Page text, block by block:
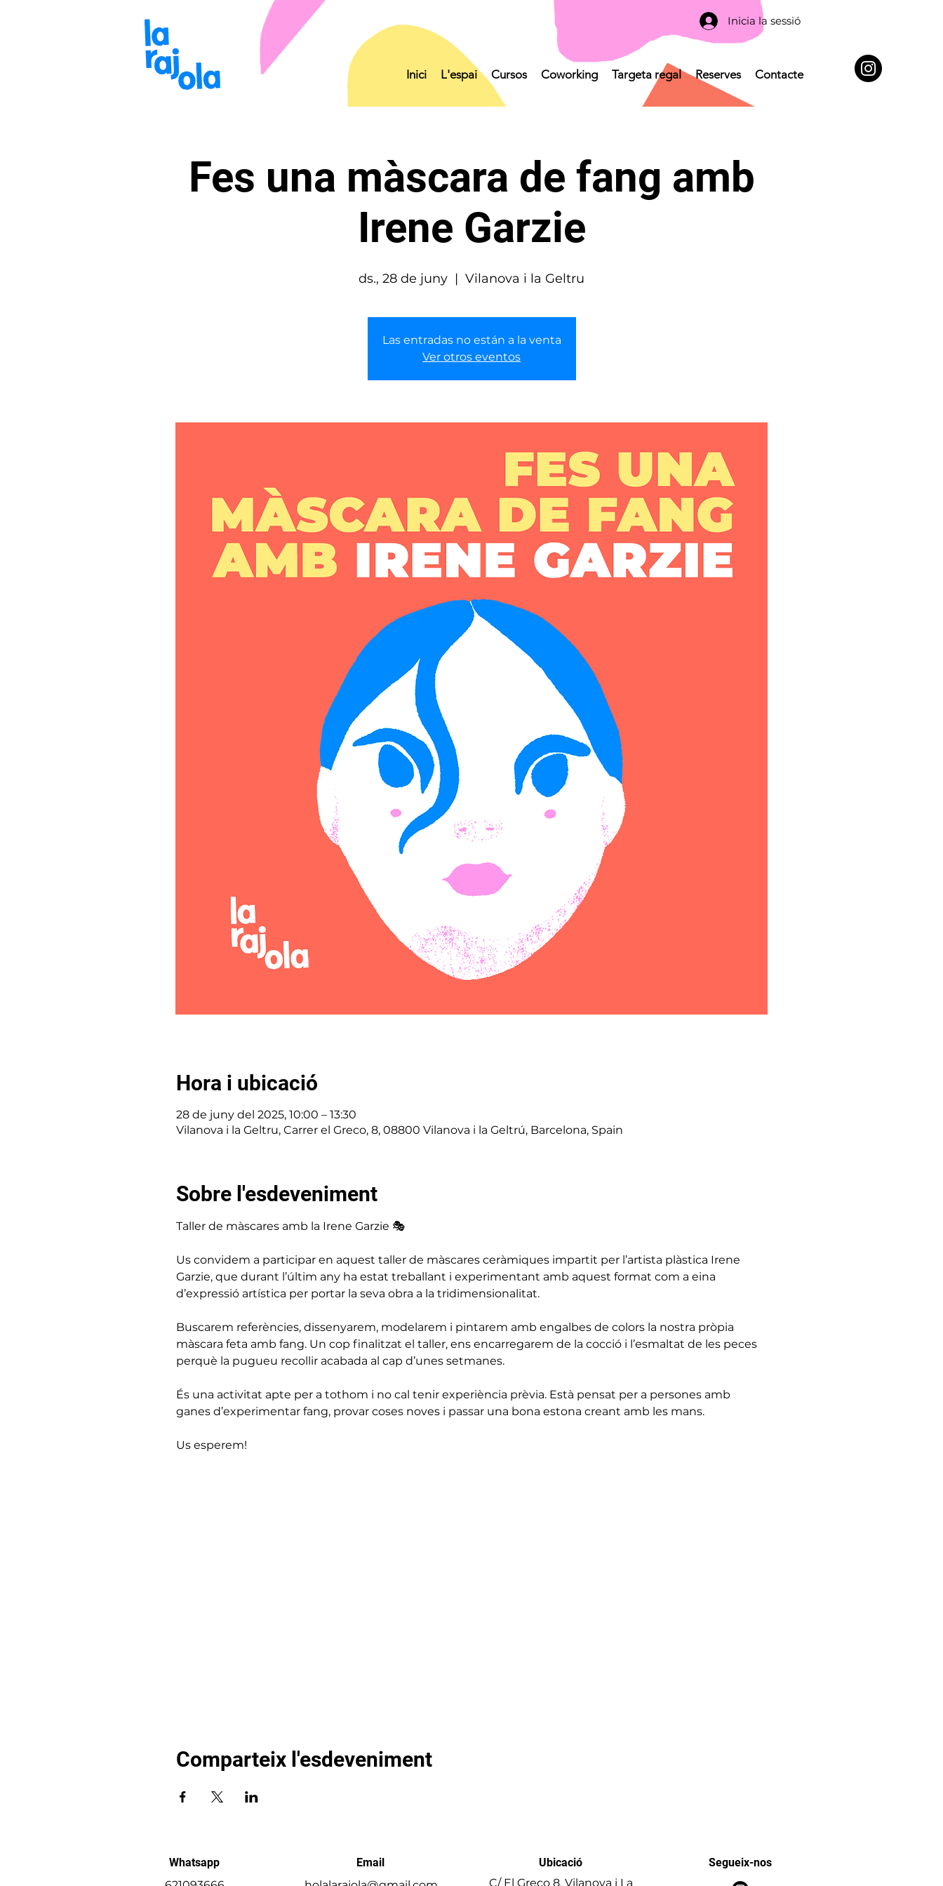
Inici L'espai Cursos Coworking Targeta regal Reserves Contacte
Inicia la sessió
Fes una màscara de fang amb
Irene Garzie
ds., 28 de juny
  |
Vilanova i la Geltru
Las entradas no están a la venta
Ver otros eventos
Hora i ubicació
28 de juny del 2025, 10:00 – 13:30
Vilanova i la Geltru, Carrer el Greco, 8, 08800 Vilanova i la Geltrú, Barcelona, Spain
Sobre l'esdeveniment
Taller de màscares amb la Irene Garzie 🎭
Us convidem a participar en aquest taller de màscares ceràmiques impartit per l’artista plàstica Irene
Garzie, que durant l’últim any ha estat treballant i experimentant amb aquest format com a eina
d’expressió artística per portar la seva obra a la tridimensionalitat.
Buscarem referències, dissenyarem, modelarem i pintarem amb engalbes de colors la nostra pròpia
màscara feta amb fang. Un cop finalitzat el taller, ens encarregarem de la cocció i l’esmaltat de les peces
perquè la pugueu recollir acabada al cap d’unes setmanes.
És una activitat apte per a tothom i no cal tenir experiència prèvia. Està pensat per a persones amb
ganes d’experimentar fang, provar coses noves i passar una bona estona creant amb les mans.
Us esperem!
Comparteix l'esdeveniment
Whatsapp
Email
Ubicació
C/ El Greco 8, Vilanova i La
Segueix-nos